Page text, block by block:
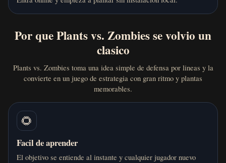
Por que Plants vs. Zombies se volvio un
clasico
Plants vs. Zombies toma una idea simple de defensa por lineas y la
convierte en un juego de estrategia con gran ritmo y plantas
memorables.
🌻
Facil de aprender
El objetivo se entiende al instante y cualquier jugador nuevo